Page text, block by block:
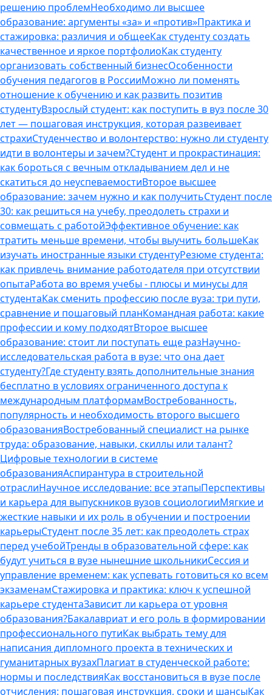
решению проблемНеобходимо ли высшее
образование: аргументы «за» и «против»Практика и
стажировка: различия и общееКак студенту создать
качественное и яркое портфолиоКак студенту
организовать собственный бизнесОсобенности
обучения педагогов в РоссииМожно ли поменять
отношение к обучению и как развить позитив
студентуВзрослый студент: как поступить в вуз после 30
лет — пошаговая инструкция, которая развеивает
страхиСтуденчество и волонтерство: нужно ли cтуденту
идти в волонтеры и зачем?Студент и прокрастинация:
как бороться с вечным откладыванием дел и не
скатиться до неуспеваемостиВторое высшее
образование: зачем нужно и как получитьСтудент после
30: как решиться на учебу, преодолеть страхи и
совмещать с работойЭффективное обучение: как
тратить меньше времени, чтобы выучить большеКак
изучать иностранные языки студентуРезюме студента:
как привлечь внимание работодателя при отсутствии
опытаРабота во время учебы - плюсы и минусы для
студентаКак сменить профессию после вуза: три пути,
сравнение и пошаговый планКомандная работа: какие
профессии и кому подходятВторое высшее
образование: стоит ли поступать еще разНаучно-
исследовательская работа в вузе: что она дает
студенту?Где студенту взять дополнительные знания
бесплатно в условиях ограниченного доступа к
международным платформамВостребованность,
популярность и необходимость второго высшего
образованияВостребованный специалист на рынке
труда: образование, навыки, скиллы или талант?
Цифровые технологии в системе
образованияАспирантура в строительной
отраслиНаучное исследование: все этапыПерспективы
и карьера для выпускников вузов социологииМягкие и
жесткие навыки и их роль в обучении и построении
карьерыСтудент после 35 лет: как преодолеть страх
перед учебойТренды в образовательной сфере: как
будут учиться в вузе нынешние школьникиСессия и
управление временем: как успевать готовиться ко всем
экзаменамСтажировка и практика: ключ к успешной
карьере студентаЗависит ли карьера от уровня
образования?Бакалавриат и его роль в формировании
профессионального путиКак выбрать тему для
написания дипломного проекта в технических и
гуманитарных вузахПлагиат в студенческой работе:
нормы и последствияКак восстановиться в вузе после
отчисления: пошаговая инструкция, сроки и шансыКак